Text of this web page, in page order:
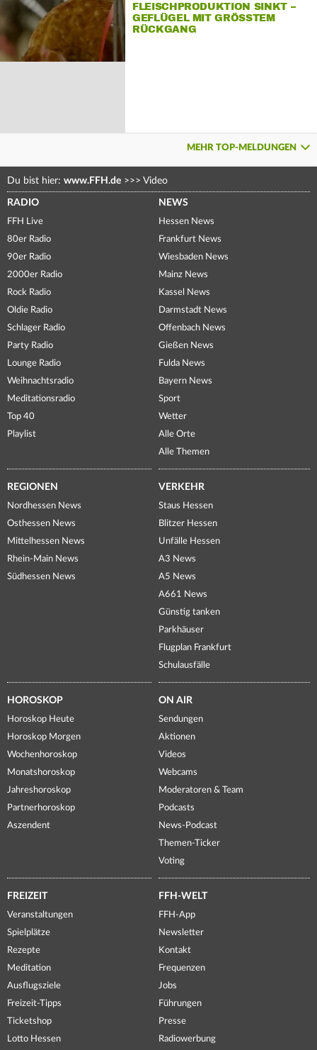
FLEISCHPRODUKTION SINKT –
GEFLÜGEL MIT GRÖSSTEM R
ÜCKGANG
MEHR TOP-MELDUNGEN
Du bist hier: www.FFH.de >>> Video
RADIO
FFH Live
80er Radio
90er Radio
2000er Radio
Rock Radio
Oldie Radio
Schlager Radio
Party Radio
Lounge Radio
Weihnachtsradio
Meditationsradio
Top 40
Playlist
NEWS
Hessen News
Frankfurt News
Wiesbaden News
Mainz News
Kassel News
Darmstadt News
Offenbach News
Gießen News
Fulda News
Bayern News
Sport
Wetter
Alle Orte
Alle Themen
REGIONEN
Nordhessen News
Osthessen News
Mittelhessen News
Rhein-Main News
Südhessen News
VERKEHR
Staus Hessen
Blitzer Hessen
Unfälle Hessen
A3 News
A5 News
A661 News
Günstig tanken
Parkhäuser
Flugplan Frankfurt
Schulausfälle
HOROSKOP
Horoskop Heute
Horoskop Morgen
Wochenhoroskop
Monatshoroskop
Jahreshoroskop
Partnerhoroskop
Aszendent
ON AIR
Sendungen
Aktionen
Videos
Webcams
Moderatoren & Team
Podcasts
News-Podcast
Themen-Ticker
Voting
FREIZEIT
Veranstaltungen
Spielplätze
Rezepte
Meditation
Ausflugsziele
Freizeit-Tipps
Ticketshop
Lotto Hessen
FFH-WELT
FFH-App
Newsletter
Kontakt
Frequenzen
Jobs
Führungen
Presse
Radiowerbung